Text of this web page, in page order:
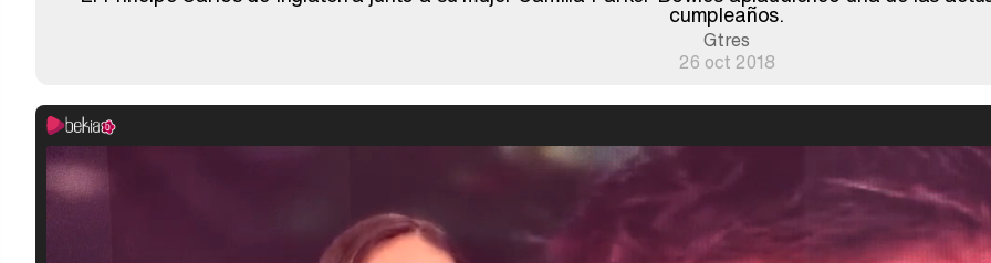
cumpleaños.
Gtres
26 oct 2018